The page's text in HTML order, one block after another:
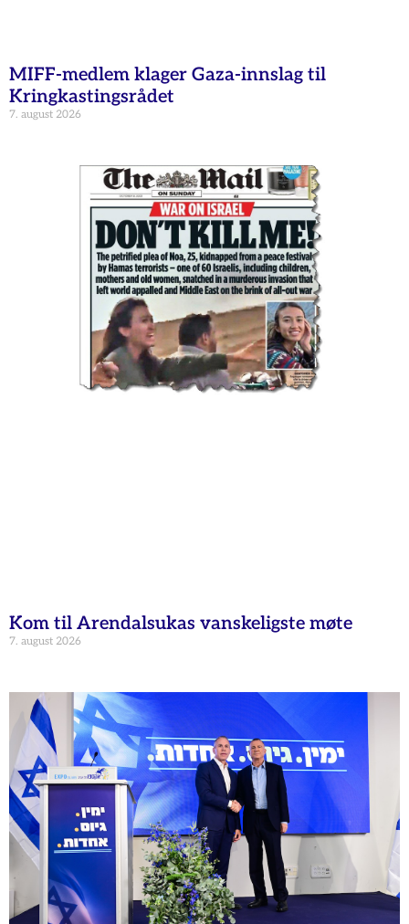
MIFF-medlem klager Gaza-innslag til
Kringkastingsrådet
7. august 2026
Kom til Arendalsukas vanskeligste møte
7. august 2026